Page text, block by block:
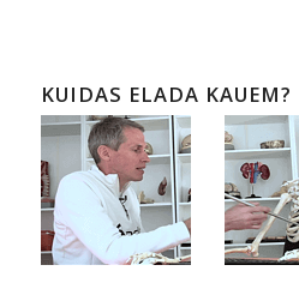
KUIDAS ELADA KAUEM?